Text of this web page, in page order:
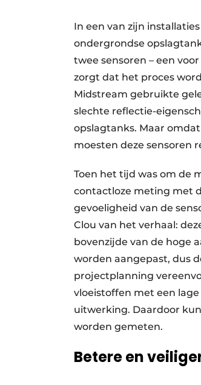
In een van zijn
ondergrondse
twee sensoren – een
zorgt dat het proces
Midstream gebruikte
slechte reflectie-
opslagtanks. Maar
moesten deze sensoren
Toen het tijd was om de
contactloze meting met
gevoeligheid van de
Clou van het verhaal:
bovenzijde van de hoge
worden aangepast, dus
projectplanning
vloeistoffen met een
uitwerking. Daardoor
worden gemeten.
Betere en